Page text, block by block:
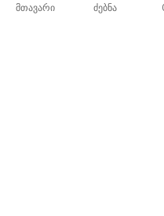
ᲡᲐᲭᲘᲠᲝ ᲘᲜᲤᲝᲠᲛᲐᲪᲘᲐ
მთავარი ძებნა